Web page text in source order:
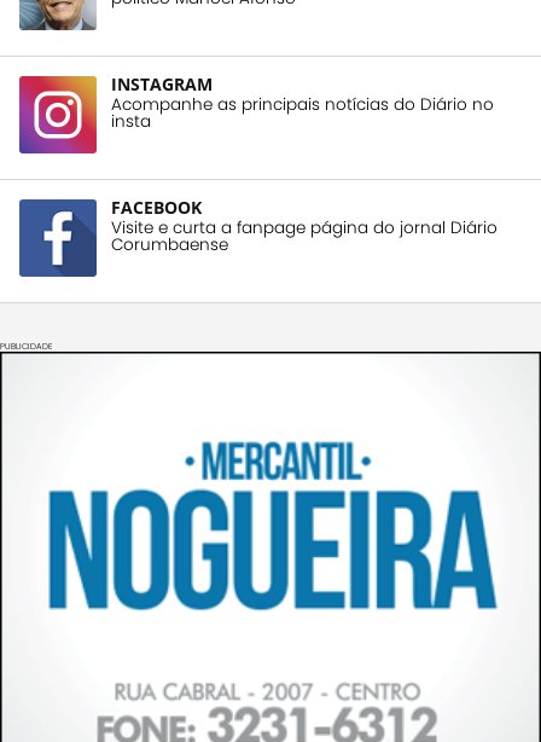
INSTAGRAM
Acompanhe as principais notícias do Diário no
insta
FACEBOOK
Visite e curta a fanpage página do jornal Diário
Corumbaense
PUBLICIDADE